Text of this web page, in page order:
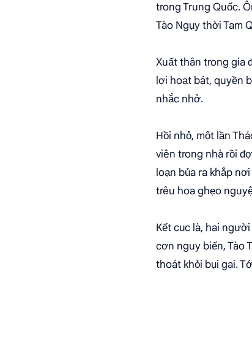
trong Trung Quốc.
Tào Ngụy thời Tam
Xuất thân trong gia
lợi hoạt bát, quyền
nhắc nhở.
Hồi nhỏ, một lần
viên trong nhà rồi
loạn bủa ra khắp
trêu hoa ghẹo
Kết cục là, hai
cơn nguy biến, Tào
thoát khỏi bụi gai.